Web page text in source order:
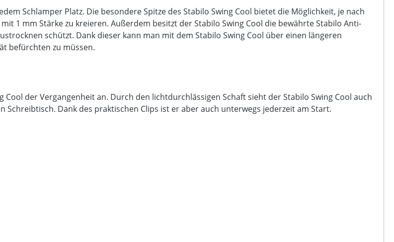
Schlamper Platz. Die besondere Spitze des Stabilo Swing Cool bietet die Möglichkeit, je nach
1 mm Stärke zu kreieren. Außerdem besitzt der Stabilo Swing Cool die bewährte Stabilo Anti-
schützt. Dank dieser kann man mit dem Stabilo Swing Cool über einen längeren
befürchten zu müssen.
der Vergangenheit an. Durch den lichtdurchlässigen Schaft sieht der Stabilo Swing Cool auch
Dank des praktischen Clips ist er aber auch unterwegs jederzeit am Start.